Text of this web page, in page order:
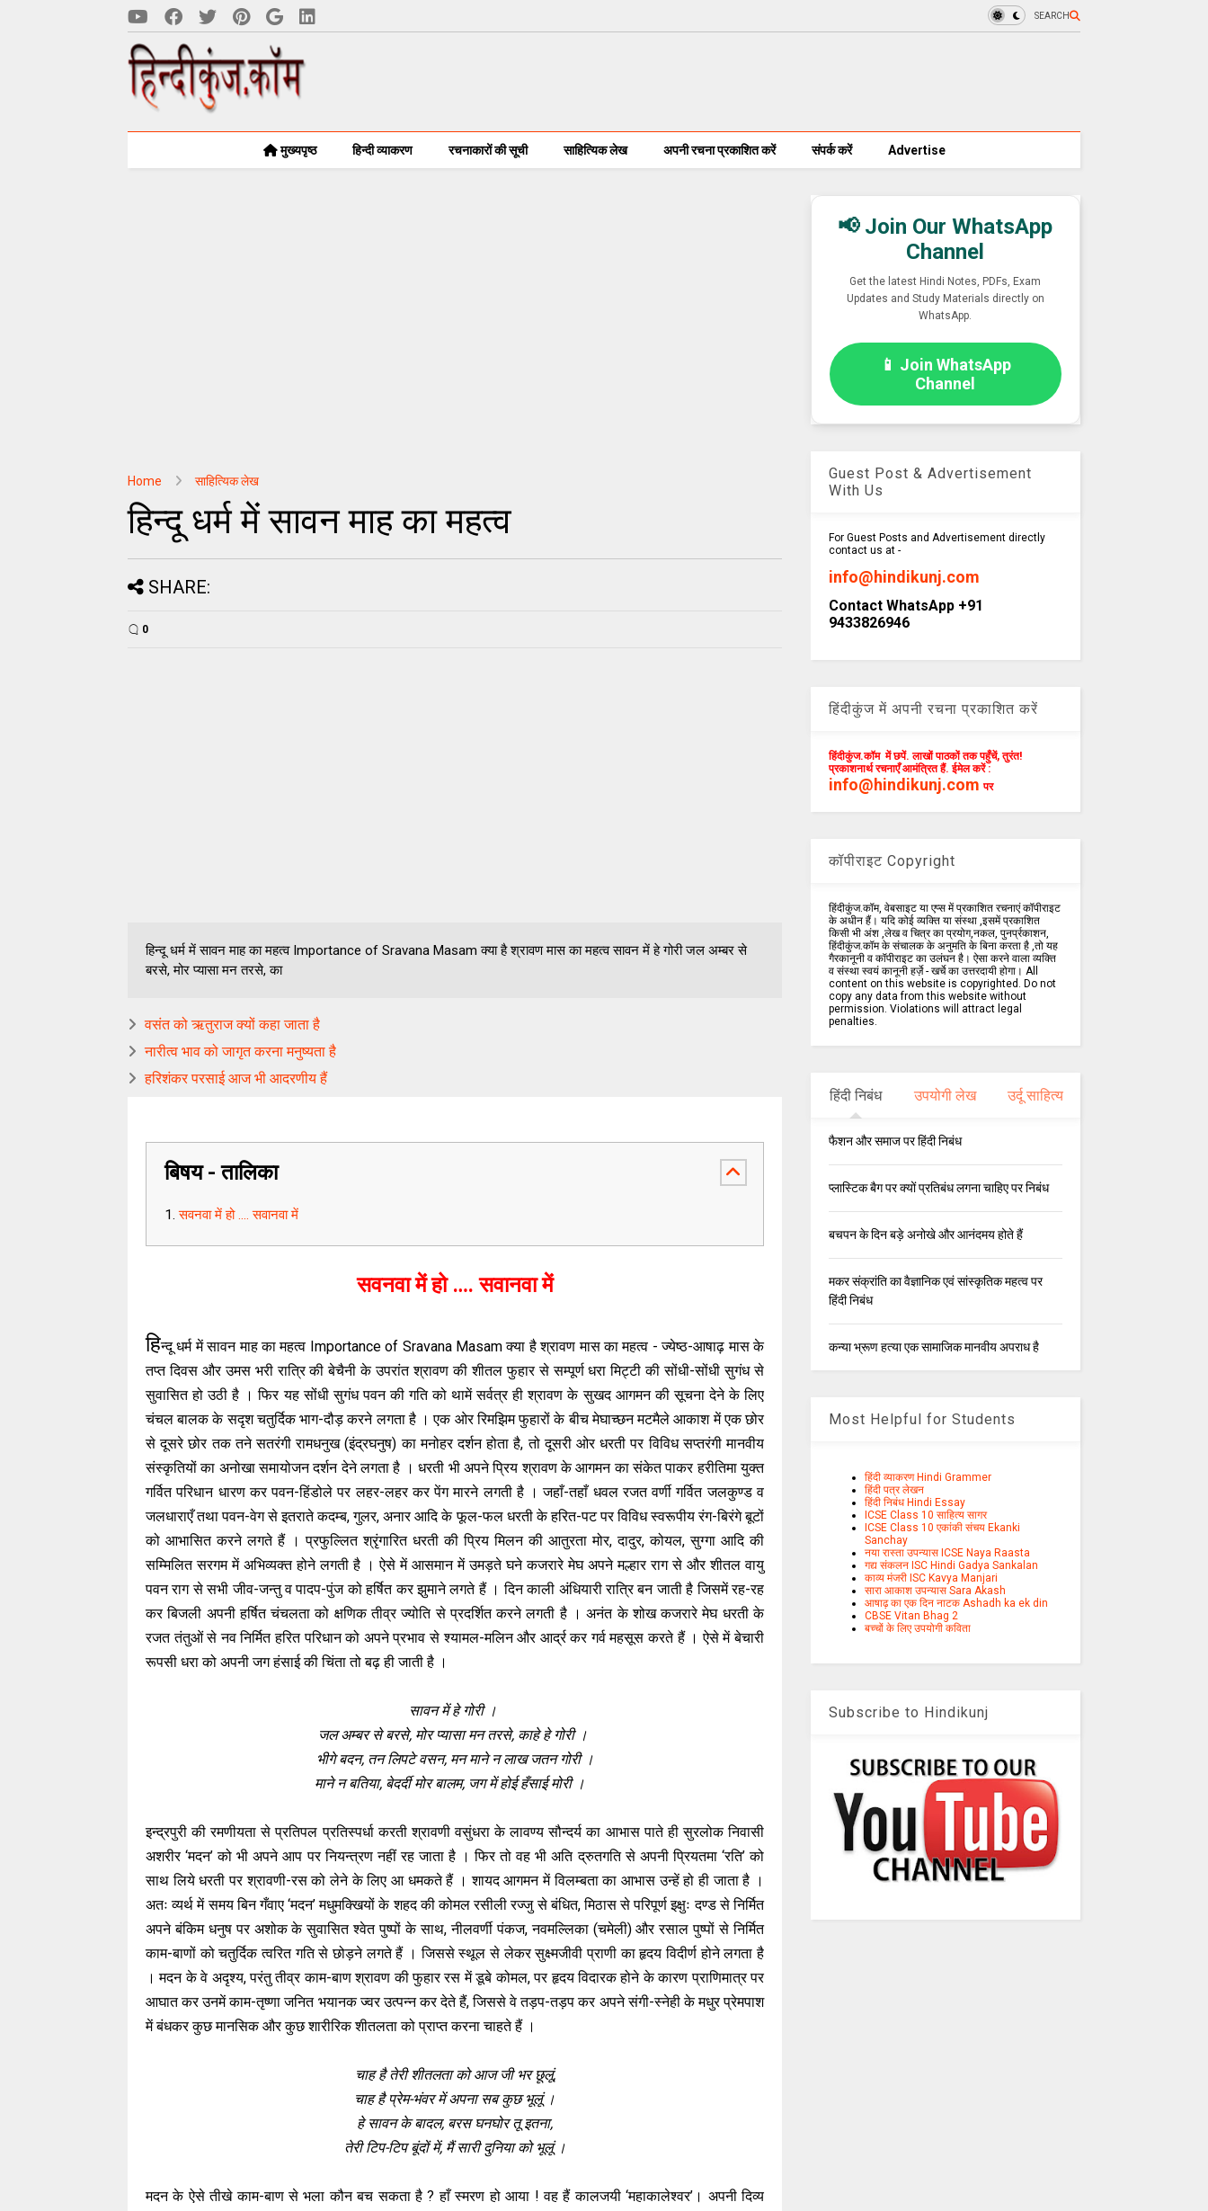
SEARCH
मुख्यपृष्ठ हिन्दी व्याकरण रचनाकारों की सूची साहित्यिक लेख अपनी रचना प्रकाशित करें संपर्क करें Advertise
Home साहित्यिक लेख
हिन्दू धर्म में सावन माह का महत्व
SHARE:
0
हिन्दू धर्म में सावन माह का महत्व Importance of Sravana Masam क्या है श्रावण मास का महत्व सावन में हे गोरी जल अम्बर से
बरसे, मोर प्यासा मन तरसे, का
वसंत को ऋतुराज क्यों कहा जाता है
नारीत्व भाव को जागृत करना मनुष्यता है
हरिशंकर परसाई आज भी आदरणीय हैं
बिषय - तालिका
सवनवा में हो …. सवानवा में
सवनवा में हो …. सवानवा में
हिन्दू धर्म में सावन माह का महत्व Importance of Sravana Masam क्या है श्रावण मास का महत्व - ज्येष्ठ-आषाढ़ मास के
तप्त दिवस और उमस भरी रात्रि की बेचैनी के उपरांत श्रावण की शीतल फुहार से सम्पूर्ण धरा मिट्टी की सोंधी-सोंधी सुगंध से
सुवासित हो उठी है । फिर यह सोंधी सुगंध पवन की गति को थामें सर्वत्र ही श्रावण के सुखद आगमन की सूचना देने के लिए
चंचल बालक के सदृश चतुर्दिक भाग-दौड़ करने लगता है । एक ओर रिमझिम फुहारों के बीच मेघाच्छन मटमैले आकाश में एक छोर
से दूसरे छोर तक तने सतरंगी रामधनुख (इंद्रघनुष) का मनोहर दर्शन होता है, तो दूसरी ओर धरती पर विविध सप्तरंगी मानवीय
संस्कृतियों का अनोखा समायोजन दर्शन देने लगता है । धरती भी अपने प्रिय श्रावण के आगमन का संकेत पाकर हरीतिमा युक्त
गर्वित परिधान धारण कर पवन-हिंडोले पर लहर-लहर कर पेंग मारने लगती है । जहाँ-तहाँ धवल रजत वर्णी गर्वित जलकुण्ड व
जलधाराएँ तथा पवन-वेग से इतराते कदम्ब, गुलर, अनार आदि के फूल-फल धरती के हरित-पट पर विविध स्वरूपीय रंग-बिरंगे बूटों
को आभासित करने लगते हैं । प्रफुल्लित श्रृंगारित धरती की प्रिय मिलन की आतुरता मोर, दादुर, कोयल, सुग्गा आदि की
सम्मिलित सरगम में अभिव्यक्त होने लगती है । ऐसे में आसमान में उमड़ते घने कजरारे मेघ अपने मल्हार राग से और शीतल वायु
पवन राग से सभी जीव-जन्तु व पादप-पुंज को हर्षित कर झुमाने लगते हैं । दिन काली अंधियारी रात्रि बन जाती है जिसमें रह-रह
कर बिजली अपनी हर्षित चंचलता को क्षणिक तीव्र ज्योति से प्रदर्शित करने लगती है । अनंत के शोख कजरारे मेघ धरती के
रजत तंतुओं से नव निर्मित हरित परिधान को अपने प्रभाव से श्यामल-मलिन और आर्द्र कर गर्व महसूस करते हैं । ऐसे में बेचारी
रूपसी धरा को अपनी जग हंसाई की चिंता तो बढ़ ही जाती है ।
सावन में हे गोरी ।
जल अम्बर से बरसे, मोर प्यासा मन तरसे, काहे हे गोरी ।
भीगे बदन, तन लिपटे वसन, मन माने न लाख जतन गोरी ।
माने न बतिया, बेदर्दी मोर बालम, जग में होई हँसाई मोरी ।
इन्द्रपुरी की रमणीयता से प्रतिपल प्रतिस्पर्धा करती श्रावणी वसुंधरा के लावण्य सौन्दर्य का आभास पाते ही सुरलोक निवासी
अशरीर ‘मदन’ को भी अपने आप पर नियन्त्रण नहीं रह जाता है । फिर तो वह भी अति द्रुतगति से अपनी प्रियतमा ‘रति’ को
साथ लिये धरती पर श्रावणी-रस को लेने के लिए आ धमकते हैं । शायद आगमन में विलम्बता का आभास उन्हें हो ही जाता है ।
अतः व्यर्थ में समय बिन गँवाए ‘मदन’ मधुमक्खियों के शहद की कोमल रसीली रज्जु से बंधित, मिठास से परिपूर्ण इक्षुः दण्ड से निर्मित
अपने बंकिम धनुष पर अशोक के सुवासित श्वेत पुष्पों के साथ, नीलवर्णी पंकज, नवमल्लिका (चमेली) और रसाल पुष्पों से निर्मित
काम-बाणों को चतुर्दिक त्वरित गति से छोड़ने लगते हैं । जिससे स्थूल से लेकर सुक्ष्मजीवी प्राणी का हृदय विदीर्ण होने लगता है
। मदन के वे अदृश्य, परंतु तीव्र काम-बाण श्रावण की फुहार रस में डूबे कोमल, पर हृदय विदारक होने के कारण प्राणिमात्र पर
आघात कर उनमें काम-तृष्णा जनित भयानक ज्वर उत्पन्न कर देते हैं, जिससे वे तड़प-तड़प कर अपने संगी-स्नेही के मधुर प्रेमपाश
में बंधकर कुछ मानसिक और कुछ शारीरिक शीतलता को प्राप्त करना चाहते हैं ।
चाह है तेरी शीतलता को आज जी भर छूलूं,
चाह है प्रेम-भंवर में अपना सब कुछ भूलूं ।
हे सावन के बादल, बरस घनघोर तू इतना,
तेरी टिप-टिप बूंदों में, मैं सारी दुनिया को भूलूं ।
मदन के ऐसे तीखे काम-बाण से भला कौन बच सकता है ? हाँ स्मरण हो आया ! वह हैं कालजयी ‘महाकालेश्वर’। अपनी दिव्य
📢 Join Our WhatsApp
Channel
Get the latest Hindi Notes, PDFs, Exam
Updates and Study Materials directly on
WhatsApp.
📱 Join WhatsApp
Channel
Guest Post & Advertisement
With Us
For Guest Posts and Advertisement directly
contact us at -
info@hindikunj.com
Contact WhatsApp +91
9433826946
हिंदीकुंज में अपनी रचना प्रकाशित करें
हिंदीकुंज.कॉम में छपें. लाखों पाठकों तक पहुँचें, तुरंत!
प्रकाशनार्थ रचनाएँ आमंत्रित हैं. ईमेल करें :
info@hindikunj.com पर
कॉपीराइट Copyright
हिंदीकुंज.कॉम, वेबसाइट या एप्स में प्रकाशित रचनाएं कॉपीराइट
के अधीन हैं। यदि कोई व्यक्ति या संस्था ,इसमें प्रकाशित
किसी भी अंश ,लेख व चित्र का प्रयोग,नकल, पुनर्प्रकाशन,
हिंदीकुंज.कॉम के संचालक के अनुमति के बिना करता है ,तो यह
गैरकानूनी व कॉपीराइट का उलंघन है। ऐसा करने वाला व्यक्ति
व संस्था स्वयं कानूनी हर्ज़े - खर्चे का उत्तरदायी होगा। All
content on this website is copyrighted. Do not
copy any data from this website without
permission. Violations will attract legal
penalties.
हिंदी निबंध उपयोगी लेख उर्दू साहित्य
फैशन और समाज पर हिंदी निबंध
प्लास्टिक बैग पर क्यों प्रतिबंध लगना चाहिए पर निबंध
बचपन के दिन बड़े अनोखे और आनंदमय होते हैं
मकर संक्रांति का वैज्ञानिक एवं सांस्कृतिक महत्व पर
हिंदी निबंध
कन्या भ्रूण हत्या एक सामाजिक मानवीय अपराध है
Most Helpful for Students
हिंदी व्याकरण Hindi Grammer
हिंदी पत्र लेखन
हिंदी निबंध Hindi Essay
ICSE Class 10 साहित्य सागर
ICSE Class 10 एकांकी संचय Ekanki
Sanchay
नया रास्ता उपन्यास ICSE Naya Raasta
गद्य संकलन ISC Hindi Gadya Sankalan
काव्य मंजरी ISC Kavya Manjari
सारा आकाश उपन्यास Sara Akash
आषाढ़ का एक दिन नाटक Ashadh ka ek din
CBSE Vitan Bhag 2
बच्चों के लिए उपयोगी कविता
Subscribe to Hindikunj